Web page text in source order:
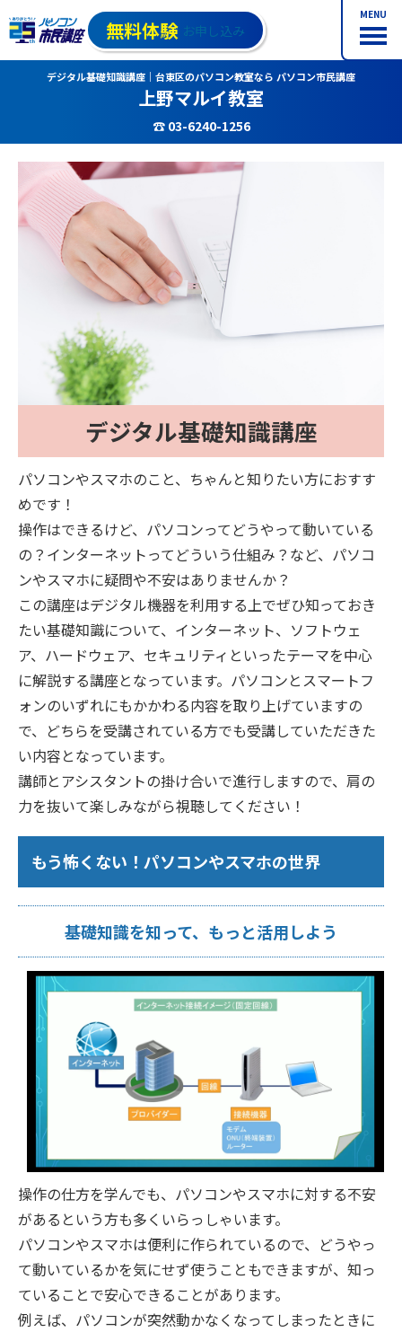
MENU
無料体験 お申し込み
デジタル基礎知識講座｜台東区のパソコン教室なら パソコン市民講座
上野マルイ教室
☎ 03-6240-1256
デジタル基礎知識講座
パソコンやスマホのこと、ちゃんと知りたい方におすす
めです！
操作はできるけど、パソコンってどうやって動いている
の？インターネットってどういう仕組み？など、パソコ
ンやスマホに疑問や不安はありませんか？
この講座はデジタル機器を利用する上でぜひ知っておき
たい基礎知識について、インターネット、ソフトウェ
ア、ハードウェア、セキュリティといったテーマを中心
に解説する講座となっています。パソコンとスマートフ
ォンのいずれにもかかわる内容を取り上げていますの
で、どちらを受講されている方でも受講していただきた
い内容となっています。
講師とアシスタントの掛け合いで進行しますので、肩の
力を抜いて楽しみながら視聴してください！
もう怖くない！パソコンやスマホの世界
基礎知識を知って、もっと活用しよう
操作の仕方を学んでも、パソコンやスマホに対する不安
があるという方も多くいらっしゃいます。
パソコンやスマホは便利に作られているので、どうやっ
て動いているかを気にせず使うこともできますが、知っ
ていることで安心できることがあります。
例えば、パソコンが突然動かなくなってしまったときに